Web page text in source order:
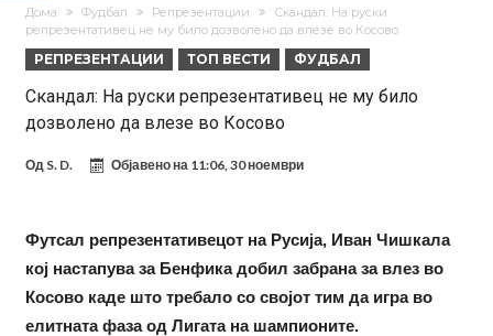
Англиски репрезентативец обвинет за напад во ноќен клуб – ќе
оди на суд!
Дилеми повеќе нема: Познато е кога Родри ќе стане новиот
Ливерпул и Арсенал влегуваат во „војна“ поради фудбалер
вреден 69 милиони евра!
Кој го убеди Родри да ја избере Барселона?
Инфантино го возвраќа ударот, кој сè досега го поддржал?
Реал потроши повеќе од 200 милиони евра, но не го затвора
паричникот – ќе има уште засилувања!
После распродажба, време е Њукасл да ја отвори касата, дали
има 100.000.000 евра за да ги задоволи Германците?
Ова што се случи на другиот крај од планетата најдобро покажува
Дома Фудбал Репрезентации
Скандал: На руски
репрезентативец не му било дозволено да влезе во Косово
РЕПРЕЗЕНТАЦИИ ТОП ВЕСТИ ФУДБАЛ
Скандал: На руски репрезентативец не му било
дозволено да влезе во Косово
Од S. D. Објавено на 11:06, 30 ноември
Футсал репрезентативецот на Русија, Иван Чишкала
кој настапува за Бенфика добил забрана за влез во
Косово каде што требало со својот тим да игра во
елитната фаза од Лигата на шампионите.